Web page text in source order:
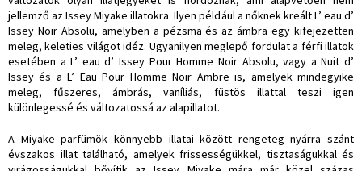
jellemző az Issey Miyake illatokra. Ilyen például a nőknek kreált L’ eau d’
Issey Noir Absolu, amelyben a pézsma és az ámbra egy kifejezetten
meleg, keleties világot idéz. Ugyanilyen meglepő fordulat a férfi illatok
esetében a L’ eau d’ Issey Pour Homme Noir Absolu, vagy a Nuit d’
Issey és a L’ Eau Pour Homme Noir Ambre is, amelyek mindegyike
meleg, fűszeres, ámbrás, vaníliás, füstös illattal teszi igen
különlegessé és változatossá az alapillatot.
A Miyake parfümök könnyebb illatai között rengeteg nyárra szánt
évszakos illat található, amelyek frissességükkel, tisztaságukkal és